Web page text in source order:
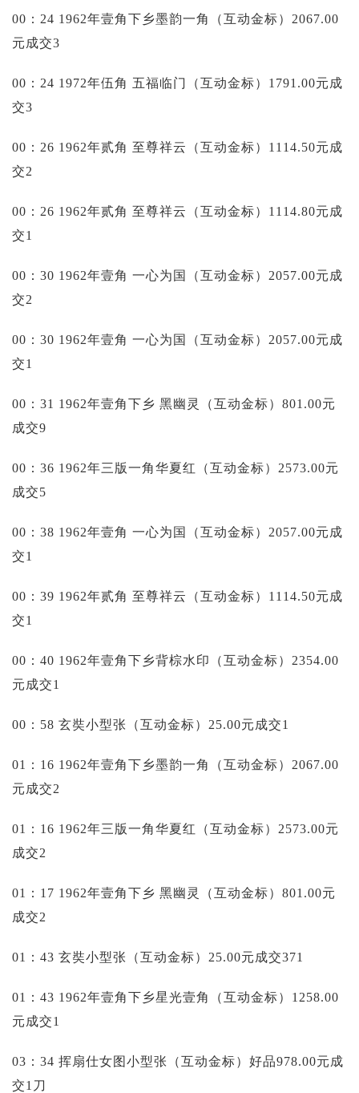
00：24 1962年壹角下乡墨韵一角（互动金标）2067.00
元成交3
00：24 1972年伍角 五福临门（互动金标）1791.00元成
交3
00：26 1962年贰角 至尊祥云（互动金标）1114.50元成
交2
00：26 1962年贰角 至尊祥云（互动金标）1114.80元成
交1
00：30 1962年壹角 一心为国（互动金标）2057.00元成
交2
00：30 1962年壹角 一心为国（互动金标）2057.00元成
交1
00：31 1962年壹角下乡 黑幽灵（互动金标）801.00元
成交9
00：36 1962年三版一角华夏红（互动金标）2573.00元
成交5
00：38 1962年壹角 一心为国（互动金标）2057.00元成
交1
00：39 1962年贰角 至尊祥云（互动金标）1114.50元成
交1
00：40 1962年壹角下乡背棕水印（互动金标）2354.00
元成交1
00：58 玄奘小型张（互动金标）25.00元成交1
01：16 1962年壹角下乡墨韵一角（互动金标）2067.00
元成交2
01：16 1962年三版一角华夏红（互动金标）2573.00元
成交2
01：17 1962年壹角下乡 黑幽灵（互动金标）801.00元
成交2
01：43 玄奘小型张（互动金标）25.00元成交371
01：43 1962年壹角下乡星光壹角（互动金标）1258.00
元成交1
03：34 挥扇仕女图小型张（互动金标）好品978.00元成
交1刀